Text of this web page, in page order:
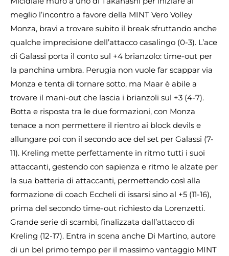
meglio l’incontro a favore della MINT Vero Volley
Monza, bravi a trovare subito il break sfruttando anche
qualche imprecisione dell’attacco casalingo (0-3). L’ace
di Galassi porta il conto sul +4 brianzolo: time-out per
la panchina umbra. Perugia non vuole far scappar via
Monza e tenta di tornare sotto, ma Maar è abile a
trovare il mani-out che lascia i brianzoli sul +3 (4-7).
Botta e risposta tra le due formazioni, con Monza
tenace a non permettere il rientro ai block devils e
allungare poi con il secondo ace del set per Galassi (7-
11). Kreling mette perfettamente in ritmo tutti i suoi
attaccanti, gestendo con sapienza e ritmo le alzate per
la sua batteria di attaccanti, permettendo così alla
formazione di coach Eccheli di issarsi sino al +5 (11-16),
prima del secondo time-out richiesto da Lorenzetti.
Grande serie di scambi, finalizzata dall’attacco di
Kreling (12-17). Entra in scena anche Di Martino, autore
di un bel primo tempo per il massimo vantaggio MINT